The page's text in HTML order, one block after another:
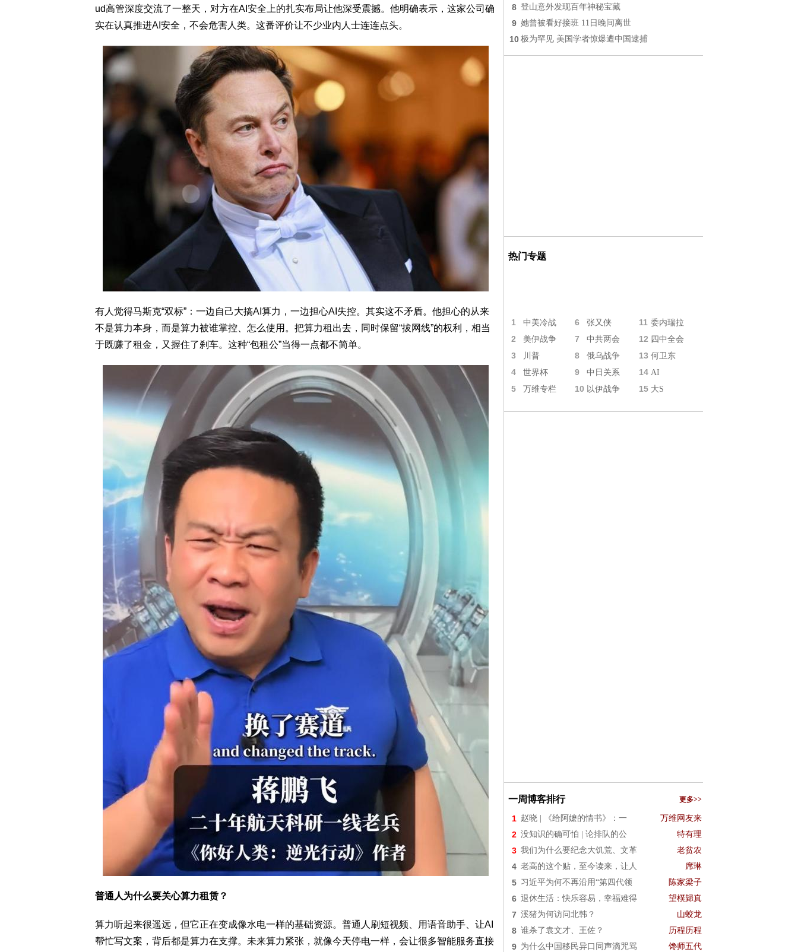
ud高管深度交流了一整天，对方在AI安全上的扎实布局让他深受震撼。他明确表示，这家公司确
实在认真推进AI安全，不会危害人类。这番评价让不少业内人士连连点头。
有人觉得马斯克“双标”：一边自己大搞AI算力，一边担心AI失控。其实这不矛盾。他担心的从来
不是算力本身，而是算力被谁掌控、怎么使用。把算力租出去，同时保留“拔网线”的权利，相当
于既赚了租金，又握住了刹车。这种“包租公”当得一点都不简单。
普通人为什么要关心算力租赁？
算力听起来很遥远，但它正在变成像水电一样的基础资源。普通人刷短视频、用语音助手、让AI
帮忙写文案，背后都是算力在支撑。未来算力紧张，就像今天停电一样，会让很多智能服务直接
8 登山意外发现百年神秘宝藏
9 她曾被看好接班 11日晚间离世
10 极为罕见 美国学者惊爆遭中国逮捕
热门专题
1 中美冷战 6 张又侠 11 委内瑞拉
2 美伊战争 7 中共两会 12 四中全会
3 川普 8 俄乌战争 13 何卫东
4 世界杯 9 中日关系 14 AI
5 万维专栏 10 以伊战争 15 大S
一周博客排行 更多>>
1 赵晓 | 《给阿嬷的情书》：一 万维网友来
2 没知识的确可怕 | 论排队的公 特有理
3 我们为什么要纪念大饥荒、文革 老贫农
4 老高的这个贴，至今读来，让人 席琳
5 习近平为何不再沿用“第四代领 陈家梁子
6 退休生活：快乐容易，幸福难得 望樸歸真
7 溪猪为何访问北韩？ 山蛟龙
8 谁杀了袁文才、王佐？ 历程历程
9 为什么中国移民异口同声滴咒骂 馋师五代